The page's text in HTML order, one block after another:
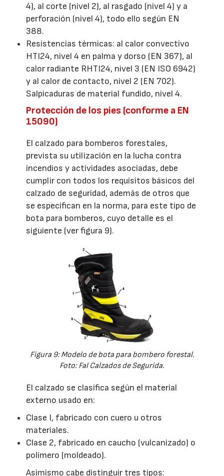
4), al corte (nivel 2), al rasgado (nivel 4) y a
perforación (nivel 4), todo ello según EN
388.
Resistencias térmicas: al calor convectivo
HTI24, nivel 4 en palma y dorso (EN 367), al
calor radiante RHTI24, nivel 3 (EN ISO 6942)
y al calor de contacto, nivel 2 (EN 702).
Salpicaduras de material fundido, nivel 4.
Protección de los pies (conforme a EN
15090)
El calzado para bomberos forestales,
prevista su utilización en la lucha contra
incendios y actividades asociadas, debe
cumplir con todos los requisitos básicos del
calzado de seguridad, además de otros que
se especifican en la norma, para este tipo de
bota para bomberos, cuyo detalle es el
siguiente (ver figura 9).
Figura 9: Modelo de bota para bombero forestal.
Foto: Fal Calzados de Segurida.
El calzado se clasifica según el material
externo usado en:
Clase I, fabricado con cuero u otros
materiales.
Clase 2, fabricado en caucho (vulcanizado) o
polímero (moldeado).
Asimismo cabe distinguir tres tipos: